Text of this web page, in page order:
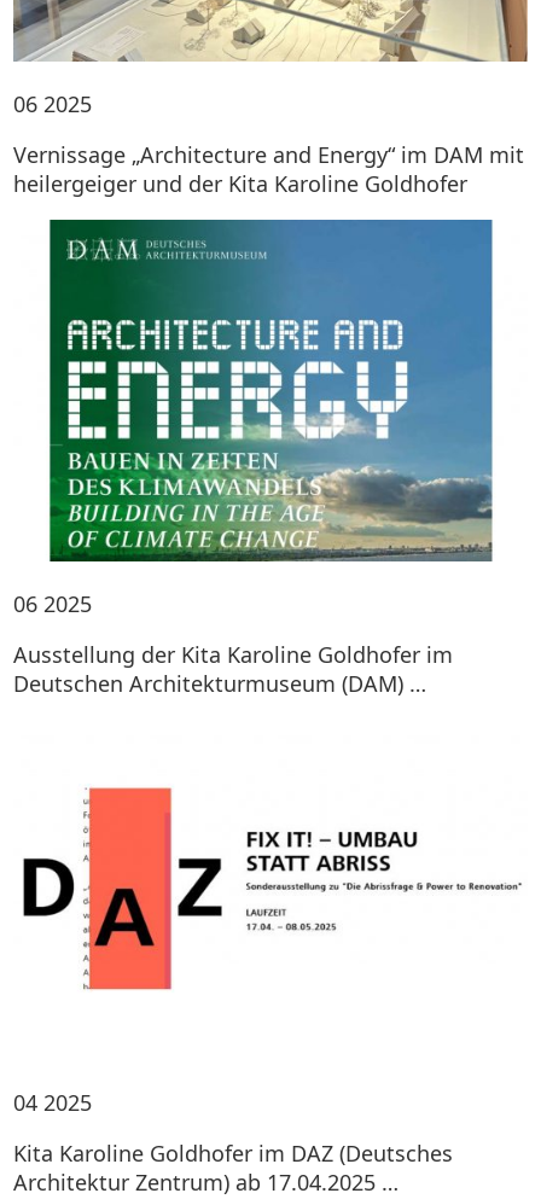
06 2025
Vernissage „Architecture and Energy“ im DAM mit
heilergeiger und der Kita Karoline Goldhofer
06 2025
Ausstellung der Kita Karoline Goldhofer im
Deutschen Architekturmuseum (DAM) …
04 2025
Kita Karoline Goldhofer im DAZ (Deutsches
Architektur Zentrum) ab 17.04.2025 …